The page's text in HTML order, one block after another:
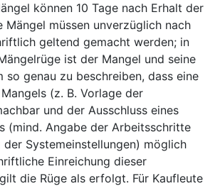
können 10 Tage nach Erhalt der
Mängel müssen unverzüglich nach
geltend gemacht werden; in
ist der Mangel und seine
so genau zu beschreiben, dass eine
(z. B. Vorlage der
und der Ausschluss eines
(mind. Angabe der Arbeitsschritte
Systemeinstellungen) möglich
Einreichung dieser
die Rüge als erfolgt. Für Kaufleute